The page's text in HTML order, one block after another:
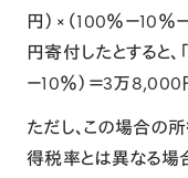
円）×（100％－10％
円寄付したとすると
－10％）＝3万8,000
ただし、この場合の
得税率とは異なる場